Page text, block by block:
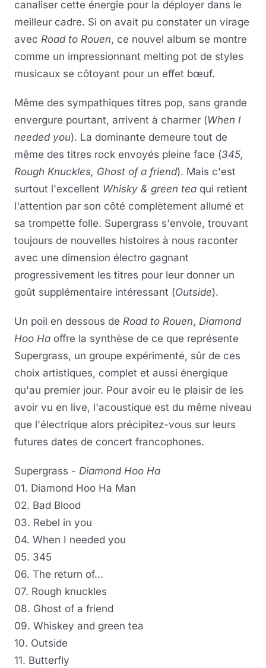
canaliser cette énergie pour la déployer dans le
meilleur cadre. Si on avait pu constater un virage
avec Road to Rouen, ce nouvel album se montre
comme un impressionnant melting pot de styles
musicaux se côtoyant pour un effet bœuf.
Même des sympathiques titres pop, sans grande
envergure pourtant, arrivent à charmer (When I
needed you). La dominante demeure tout de
même des titres rock envoyés pleine face (345,
Rough Knuckles, Ghost of a friend). Mais c'est
surtout l'excellent Whisky & green tea qui retient
l'attention par son côté complètement allumé et
sa trompette folle. Supergrass s'envole, trouvant
toujours de nouvelles histoires à nous raconter
avec une dimension électro gagnant
progressivement les titres pour leur donner un
goût supplémentaire intéressant (Outside).
Un poil en dessous de Road to Rouen, Diamond
Hoo Ha offre la synthèse de ce que représente
Supergrass, un groupe expérimenté, sûr de ces
choix artistiques, complet et aussi énergique
qu'au premier jour. Pour avoir eu le plaisir de les
avoir vu en live, l'acoustique est du même niveau
que l'électrique alors précipitez-vous sur leurs
futures dates de concert francophones.
Supergrass - Diamond Hoo Ha
01. Diamond Hoo Ha Man
02. Bad Blood
03. Rebel in you
04. When I needed you
05. 345
06. The return of...
07. Rough knuckles
08. Ghost of a friend
09. Whiskey and green tea
10. Outside
11. Butterfly